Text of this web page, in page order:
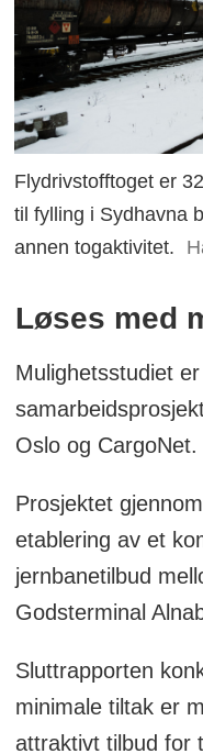
Follobanen,
er avsluttet.
Oslo Havn er i
utgangspunkt i
infrastrukturgrep
Sydhavna.
det er etablert
den delen av
skal benyttes til
staten.
For Oslo Havn,
bruken av
Flydrivstofftoget er
til fylling i Sydhavna
annen togaktivitet.
Løses med
Mulighetsstudiet
Oslo og CargoNet.
Prosjektet
etablering av et
jernbanetilbud
Godsterminal
Sluttrapporten
minimale tiltak er
attraktivt tilbud for